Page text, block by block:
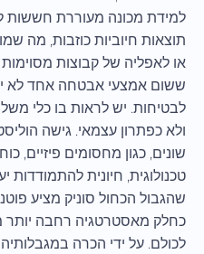
למידת מכונה מעוררת חששות
תוצאות חיוביות כוזבות, מה
או לאפליה של קבוצות
ששום אמצעי אבטחה אחד לא
לבטיחות. יש לראות בו כלי
ולא כפתרון עצמאי. גישה
שונים, כגון מחסומים פיזיים,
טכנולוגית, חיונית
שהגבול הכחול סוניק מציע
כחלק מאסטרטגיה רחבה
לכולם. על ידי הכרה